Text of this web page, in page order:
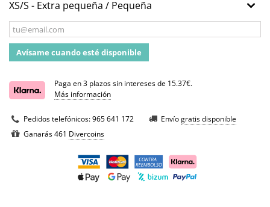
Avísame cuando esté disponible
Paga en 3 plazos sin intereses de 15.37€.
Más información
Pedidos telefónicos:965 641 172 Envíogratis disponible
Ganarás 461 Divercoins